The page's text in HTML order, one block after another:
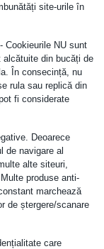
site-urile în
Cookieurile NU sunt
din bucăți de
În consecință, nu
rula sau replică din
fi considerate
Deoarece
de navigare al
alte siteuri,
produse anti-
marchează
de ștergere/scanare
care